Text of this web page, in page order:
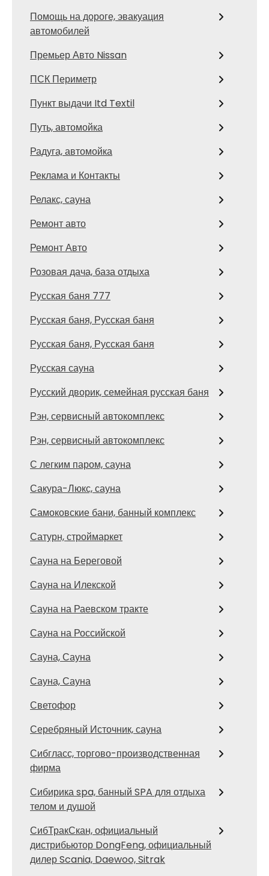
Помощь на дороге, эвакуация
автомобилей
Премьер Авто Nissan
ПСК Периметр
Пункт выдачи Itd Textil
Путь, автомойка
Радуга, автомойка
Реклама и Контакты
Релакс, сауна
Ремонт авто
Ремонт Авто
Розовая дача, база отдыха
Русская баня 777
Русская баня, Русская баня
Русская баня, Русская баня
Русская сауна
Русский дворик, семейная русская баня
Рэн, сервисный автокомплекс
Рэн, сервисный автокомплекс
С легким паром, сауна
Сакура-Люкс, сауна
Самоковские бани, банный комплекс
Сатурн, строймаркет
Сауна на Береговой
Сауна на Илекской
Сауна на Раевском тракте
Сауна на Российской
Сауна, Сауна
Сауна, Сауна
Светофор
Серебряный Источник, сауна
Сибгласс, торгово-производственная
фирма
Сибирика spa, банный SPA для отдыха
телом и душой
СибТракСкан, официальный
дистрибьютор DongFeng, официальный
дилер Scania, Daewoo, Sitrak